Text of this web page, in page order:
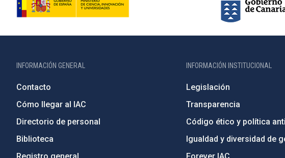
INFORMACIÓN GENERAL
Contacto
Cómo llegar al IAC
Directorio de personal
Biblioteca
INFORMACIÓN INSTITUCIONAL
Legislación
Transparencia
Código ético y política
Igualdad y diversidad de